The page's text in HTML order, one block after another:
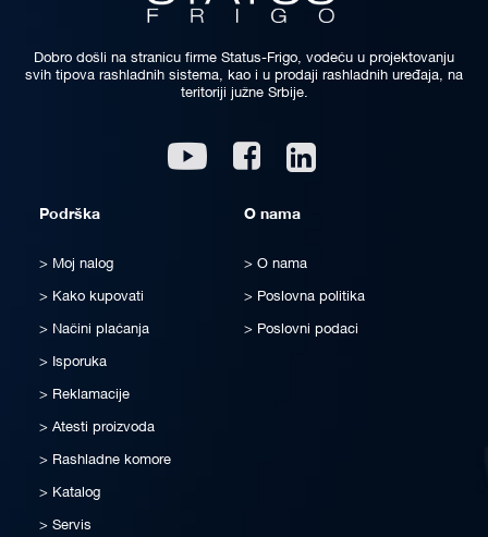
Dobro došli na stranicu firme Status-Frigo, vodeću u projektovanju
svih tipova rashladnih sistema, kao i u prodaji rashladnih uređaja, na
teritoriji južne Srbije.
Youtube Facebook
Podrška
Moj nalog
Kako kupovati
Načini plaćanja
Isporuka
Reklamacije
Atesti proizvoda
Rashladne komore
Katalog
Servis
O nama
O nama
Poslovna politika
Poslovni podaci